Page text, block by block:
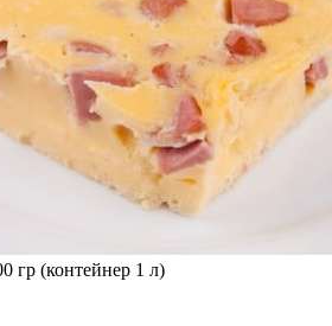
гр (контейнер 1 л)